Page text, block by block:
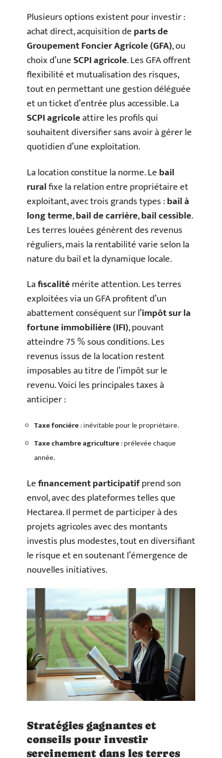
Plusieurs options existent pour investir :
achat direct, acquisition departs de
Groupement Foncier Agricole (GFA), ou
choix d’uneSCPI agricole. Les GFA offrent
flexibilité et mutualisation des risques,
tout en permettant une gestion déléguée
et un ticket d’entrée plus accessible. La
SCPI agricoleattire les profils qui
souhaitent diversifier sans avoir à gérer le
quotidien d’une exploitation.
La location constitue la norme. Lebail
ruralfixe la relation entre propriétaire et
exploitant, avec trois grands types :bail à
long terme,bail de carrière,bail cessible.
Les terres louées génèrent des revenus
réguliers, mais la rentabilité varie selon la
nature du bail et la dynamique locale.
Lafiscalitémérite attention. Les terres
exploitées via un GFA profitent d’un
abattement conséquent sur l’impôt sur la
fortune immobilière (IFI), pouvant
atteindre 75 % sous conditions. Les
revenus issus de la location restent
imposables au titre de l’impôt sur le
revenu. Voici les principales taxes à
anticiper :
Taxe foncière: inévitable pour le propriétaire.
Taxe chambre agriculture: prélevée chaque
année.
Lefinancement participatifprend son
envol, avec des plateformes telles que
Hectarea. Il permet de participer à des
projets agricoles avec des montants
investis plus modestes, tout en diversifiant
le risque et en soutenant l’émergence de
nouvelles initiatives.
Stratégies gagnantes et
conseils pour investir
sereinement dans les terres